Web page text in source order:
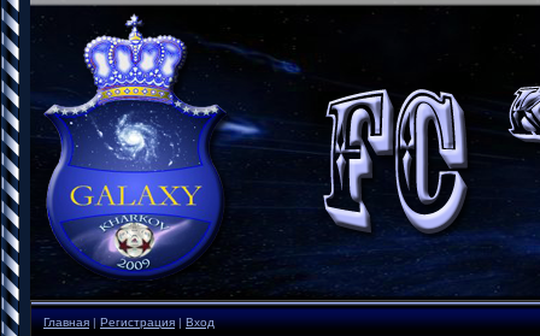
Главная|Регистрация|Вход